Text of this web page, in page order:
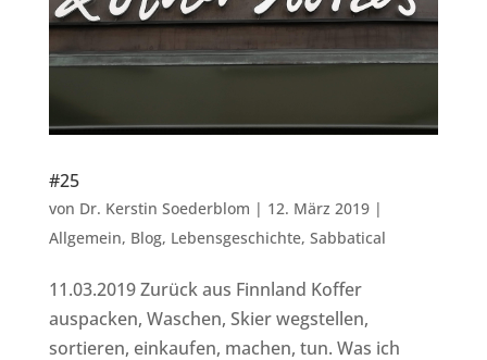
#25
von Dr. Kerstin Soederblom | 12. März 2019|
Allgemein, Blog, Lebensgeschichte, Sabbatical
11.03.2019 Zurück aus Finnland Koffer
auspacken, Waschen, Skier wegstellen,
sortieren, einkaufen, machen, tun. Was ich